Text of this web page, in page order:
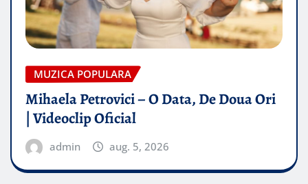
MUZICA POPULARA
Mihaela Petrovici – O Data, De Doua Ori
| Videoclip Oficial
admin aug. 5, 2026